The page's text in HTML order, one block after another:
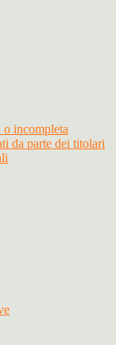
o incompleta
da parte dei titolari